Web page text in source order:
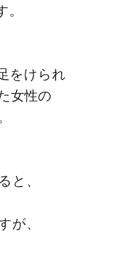
をけられ
女性の
と、
が、